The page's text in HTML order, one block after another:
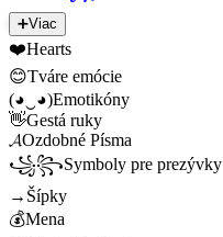
➕Viac
❤️Hearts
😊Tváre emócie
(◕‿◕)Emotikóny
👋Gestá ruky
𝓐Ozdobné Písma
꧁꧂Symboly pre prezývky
→ Šípky
💰Mena